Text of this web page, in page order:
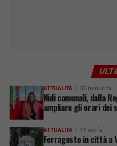
ATTUALITÀ 50 minuti fa
Nidi comunali, dalla
ampliare gli orari dei
ATTUALITÀ 19 ore fa
Ferragosto in città a